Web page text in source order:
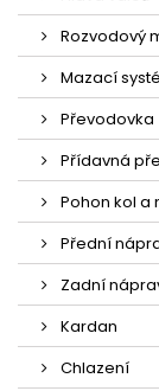
Rozvodový
Mazací
Převodovka
Přídavná
Pohon kol a
Přední
Zadní
Kardan
Chlazení